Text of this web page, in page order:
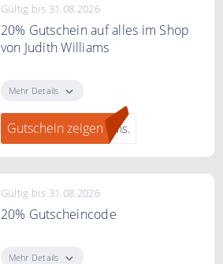
Gültig bis 31.08.2026
20% Gutschein auf alles im Shop
von Judith Williams
JUDITH WILLIAMS zum Newsletter
anmelden und ein 20% Gutschein
erhalten.
Mehr Details
Gutschein zeigen ams.
Gültig bis 31.08.2026
20% Gutscheincode
judithwilliams.com mit dem Code.
Mehr Details